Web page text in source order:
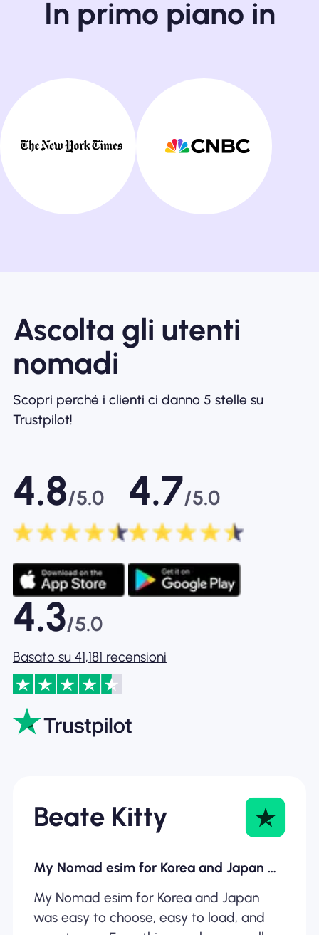
In primo piano in
Ascolta gli utenti
nomadi
Scopri perché i clienti ci danno 5 stelle su
Trustpilot!
4.8/5.0 4.7/5.0
4.3/5.0
Basato su 41,181 recensioni
Beate Kitty
My Nomad esim for Korea and Japan was…
My Nomad esim for Korea and Japan
was easy to choose, easy to load, and